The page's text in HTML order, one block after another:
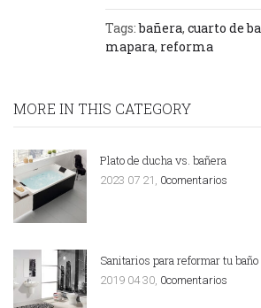
Tags:bañera, cuarto de
mapara, reforma
MORE IN THIS CATEGORY
Plato de ducha vs. bañera
2023 07 21, 0comentarios
Sanitarios para reformar tu
2019 04 30, 0comentarios